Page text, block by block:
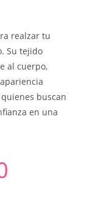
realzar tu
Su tejido
al cuerpo,
buscan
en una